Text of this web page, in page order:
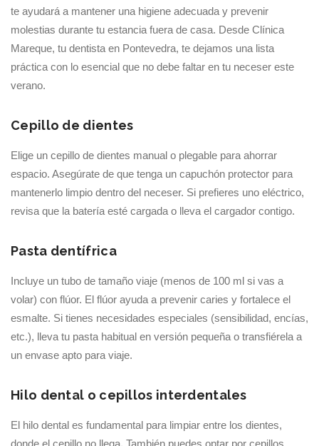
te ayudará a mantener una higiene adecuada y prevenir
molestias durante tu estancia fuera de casa. Desde Clínica
Mareque, tu dentista en Pontevedra, te dejamos una lista
práctica con lo esencial que no debe faltar en tu neceser este
verano.
Cepillo de dientes
Elige un cepillo de dientes manual o plegable para ahorrar
espacio. Asegúrate de que tenga un capuchón protector para
mantenerlo limpio dentro del neceser. Si prefieres uno eléctrico,
revisa que la batería esté cargada o lleva el cargador contigo.
Pasta dentífrica
Incluye un tubo de tamaño viaje (menos de 100 ml si vas a
volar) con flúor. El flúor ayuda a prevenir caries y fortalece el
esmalte. Si tienes necesidades especiales (sensibilidad, encías,
etc.), lleva tu pasta habitual en versión pequeña o transfiérela a
un envase apto para viaje.
Hilo dental o cepillos interdentales
El hilo dental es fundamental para limpiar entre los dientes,